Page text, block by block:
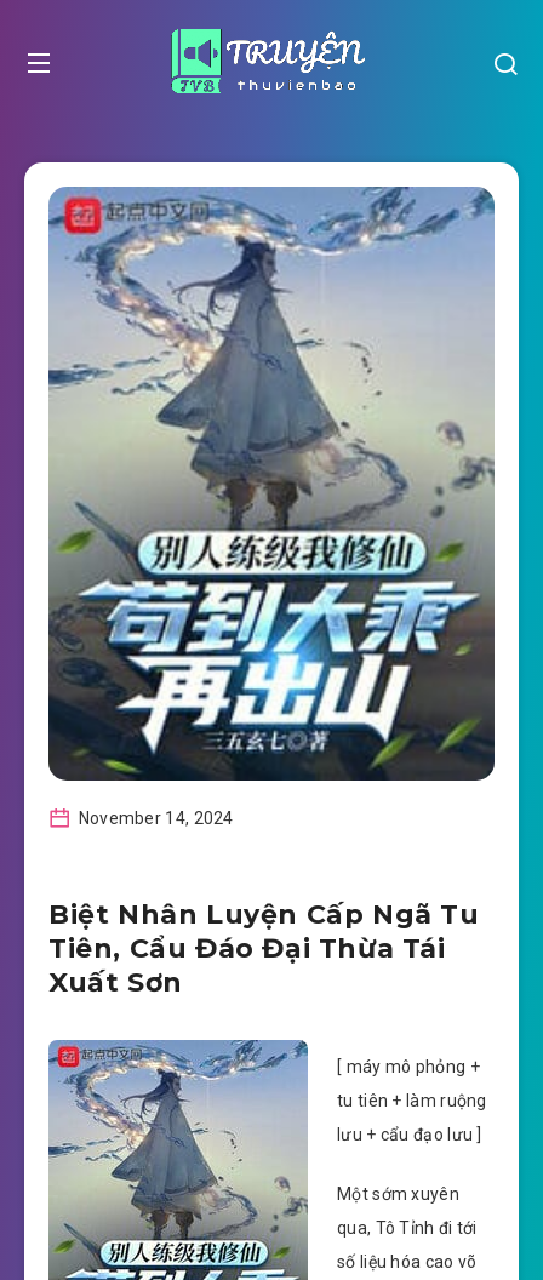
November 14, 2024
Biệt Nhân Luyện Cấp Ngã Tu
Tiên, Cẩu Đáo Đại Thừa Tái
Xuất Sơn
[ máy mô phỏng +
tu tiên + làm ruộng
lưu + cẩu đạo lưu ]
Một sớm xuyên
qua, Tô Tỉnh đi tới
số liệu hóa cao võ